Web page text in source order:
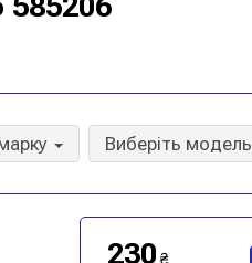
Виберіть модель
230 ₴